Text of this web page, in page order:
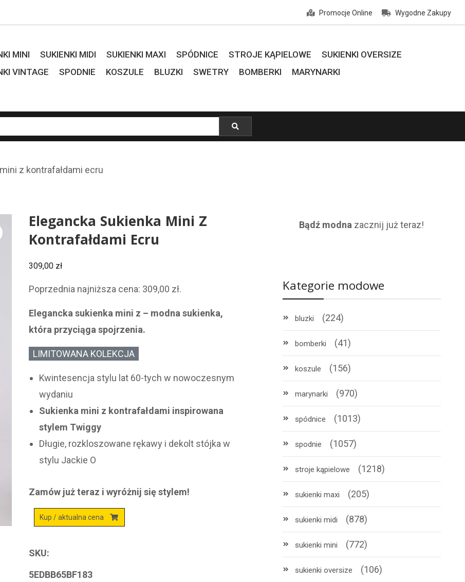
Promocje Online Wygodne Zakupy
MINI SUKIENKI MIDI SUKIENKI MAXI SPÓDNICE STROJE KĄPIELOWE
SUKIENKI OVERSIZE
VINTAGE
SPODNIE KOSZULE BLUZKI SWETRY BOMBERKI MARYNARKI
z kontrafałdami ecru
Elegancka Sukienka Mini Z
Kontrafałdami Ecru
309,00 zł
Poprzednia najniższa cena: 309,00 zł.
Elegancka sukienka mini z – modna sukienka,
która przyciąga spojrzenia.
LIMITOWANA KOLEKCJA
Kwintesencja stylu lat 60-tych w nowoczesnym
wydaniu
Sukienka mini z kontrafałdami inspirowana
stylem Twiggy
Długie, rozkloszowane rękawy i dekolt stójka w
stylu Jackie O
Zamów już teraz i wyróżnij się stylem!
Kup / aktualna cena
SKU:
5EDBB65BF183
Bądź modna zacznij już teraz!
Kategorie modowe
bluzki (224)
bomberki (41)
koszule (156)
marynarki (970)
spódnice (1013)
spodnie (1057)
stroje kąpielowe (1218)
sukienki maxi (205)
sukienki midi (878)
sukienki mini (772)
sukienki oversize (106)